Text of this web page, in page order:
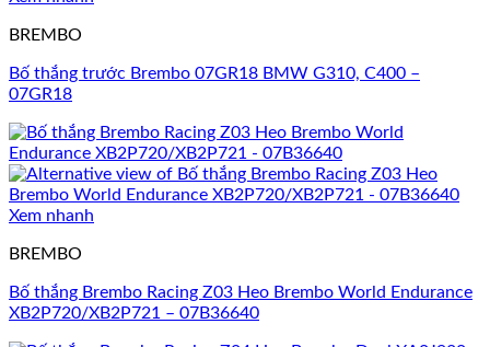
BREMBO
Bố thắng trước Brembo 07GR18 BMW G310, C400 –
07GR18
Xem nhanh
BREMBO
Bố thắng Brembo Racing Z03 Heo Brembo World Endurance
XB2P720/XB2P721 – 07B36640